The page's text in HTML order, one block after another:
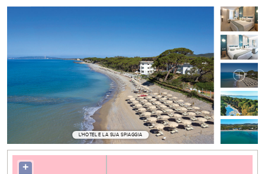
L'HOTEL E LA SUA SPIAGGIA
+